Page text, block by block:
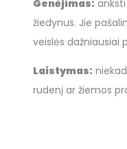
Genėjimas:
žiedynus. Jie
veislės dažniausiai
Laistymas:
rudenį ar žiemos